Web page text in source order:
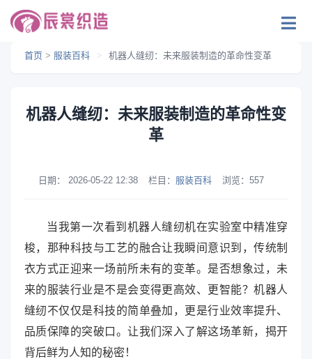
首页 > 服装百科 > 机器人缝纫：未来服装制造的革命性变革
机器人缝纫：未来服装制造的革命性变
革
日期： 2026-05-22 12:38 栏目： 服装百科 浏览： 557
当我第一次看到机器人缝纫机在实验室中精准穿
梭，那种科技与工艺的融合让我瞬间意识到，传统制
衣方式正迎来一场前所未有的变革。是否想象过，未
来的服装行业是不是会变得更高效、更智能？机器人
缝纫不仅仅是科技的简单叠加，更是行业效率提升、
品质保障的突破口。让我们深入了解这场革新，揭开
背后鲜为人知的秘密！